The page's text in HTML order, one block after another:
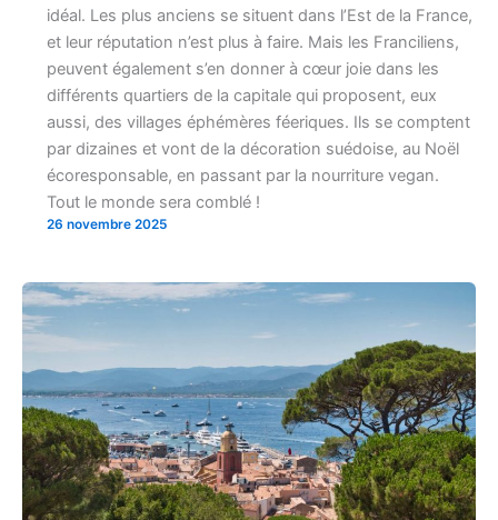
idéal. Les plus anciens se situent dans l’Est de la France,
et leur réputation n’est plus à faire. Mais les Franciliens,
peuvent également s’en donner à cœur joie dans les
différents quartiers de la capitale qui proposent, eux
aussi, des villages éphémères féeriques. Ils se comptent
par dizaines et vont de la décoration suédoise, au Noël
écoresponsable, en passant par la nourriture vegan.
Tout le monde sera comblé !
26 novembre 2025